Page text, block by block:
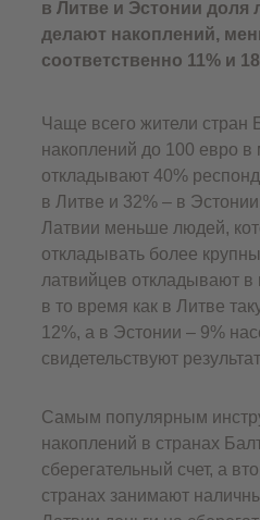
в Литве и Эстонии доля
делают накоплений,
соответственно 11% и
Чаще всего жители стран
накоплений до 100 евро
откладывают 40%
в Литве и 32% – в
Латвии меньше людей,
откладывать более
латвийцев откладывают
в то время как в Литве
12%, а в Эстонии – 9%
свидетельствуют
Самым популярным
накоплений в странах
сберегательный счет, а
странах занимают